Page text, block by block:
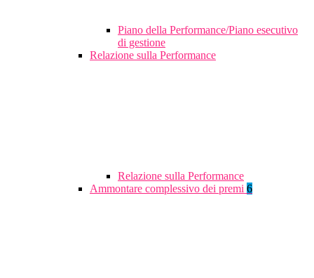
Piano della Performance/Piano esecutivo
di gestione
Relazione sulla Performance
Relazione sulla Performance
Ammontare complessivo dei premi 6